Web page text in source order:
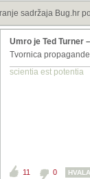
sadržaja Bug.hr
Umro je Ted Turner
Tvornica
scientia est potentia
11 0 HVALA